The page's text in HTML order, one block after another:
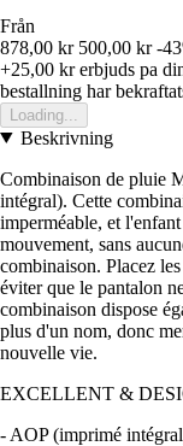
Från
878,00 kr 500,00 kr -
+25,00 krerbjuds pa
bestallning har
Loading...
Beskrivning
Combinaison de pluie
intégral). Cette
imperméable, et
mouvement, sans
combinaison. Placez
éviter que le pantalon
combinaison dispose
plus d'un nom, donc
nouvelle vie.
EXCELLENT &
- AOP (imprimé